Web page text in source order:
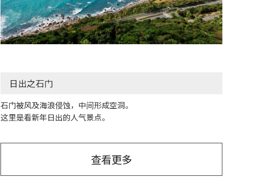
日出之石门
石门被风及海浪侵蚀，中间形成空洞。
这里是看新年日出的人气景点。
查看更多